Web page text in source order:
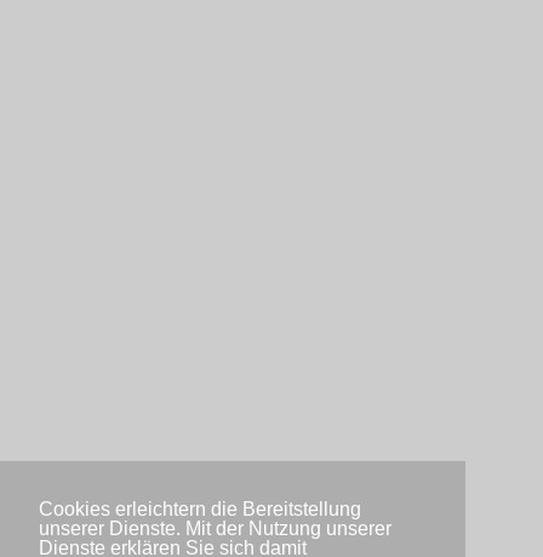
Cookies erleichtern die Bereitstellung
unserer Dienste. Mit der Nutzung unserer
Dienste erklären Sie sich damit